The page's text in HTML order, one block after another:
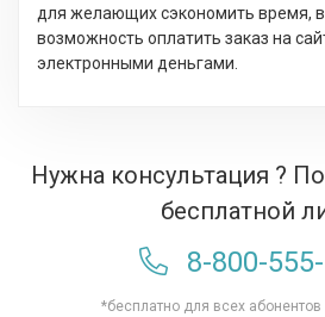
для желающих сэкономить время,
возможность оплатить заказ на
электронными деньгами.
Нужна консультация ?
бесплатной
8-800-
*бесплатно для всех